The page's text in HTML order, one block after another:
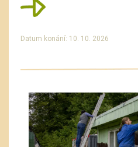
Datum konání: 10. 10. 2026